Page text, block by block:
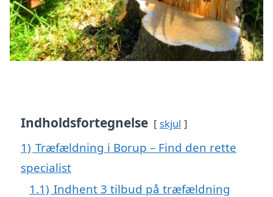
Indholdsfortegnelse skjul
1) Træfældning i Borup – Find den rette
specialist
1.1) Indhent 3 tilbud på træfældning